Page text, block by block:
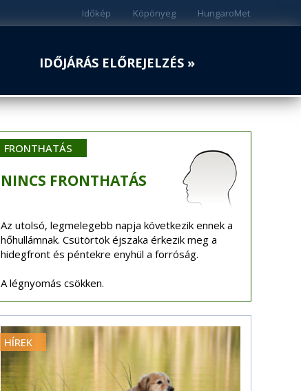
HungaroMet
Köpönyeg
Időkép
IDŐJÁRÁS ELŐREJELZÉS »
FRONTHATÁS
NINCS FRONTHATÁS
Az utolsó, legmelegebb napja következik ennek a
hőhullámnak. Csütörtök éjszaka érkezik meg a
hidegfront és péntekre enyhül a forróság.
A légnyomás csökken.
HÍREK